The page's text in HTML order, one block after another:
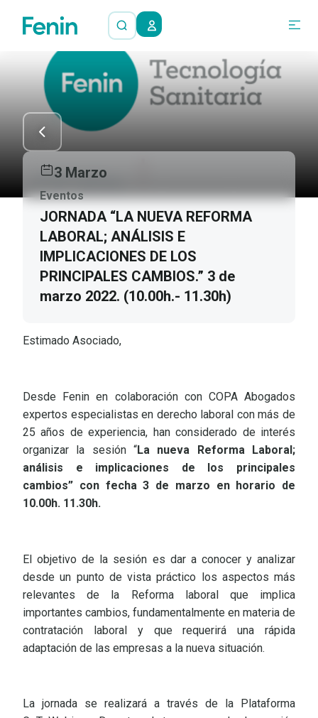
3 Marzo
Eventos
JORNADA “LA NUEVA REFORMA
LABORAL; ANÁLISIS E
IMPLICACIONES DE LOS
PRINCIPALES CAMBIOS.” 3 de
marzo 2022. (10.00h.- 11.30h)
Estimado Asociado,
Desde Fenin en colaboración con COPA Abogados
expertos especialistas en derecho laboral con más de
25 años de experiencia, han considerado de interés
organizar la sesión “La nueva Reforma Laboral;
análisis e implicaciones de los principales
cambios” con fecha 3 de marzo en horario de
10.00h. 11.30h.
El objetivo de la sesión es dar a conocer y analizar
desde un punto de vista práctico los aspectos más
relevantes de la Reforma laboral que implica
importantes cambios, fundamentalmente en materia de
contratación laboral y que requerirá una rápida
adaptación de las empresas a la nueva situación.
La jornada se realizará a través de la Plataforma